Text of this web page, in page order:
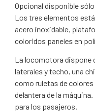
Opcional disponible
Los tres elementos
acero inoxidable,
coloridos paneles en
La locomotora dispone
laterales y techo, una
como ruletas de colores
delantera de la
para los pasajeros.